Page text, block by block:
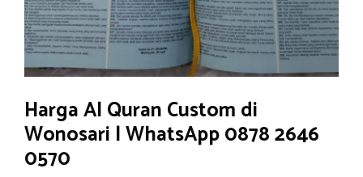
Harga Al Quran Custom di
Wonosari | WhatsApp 0878 2646
0570